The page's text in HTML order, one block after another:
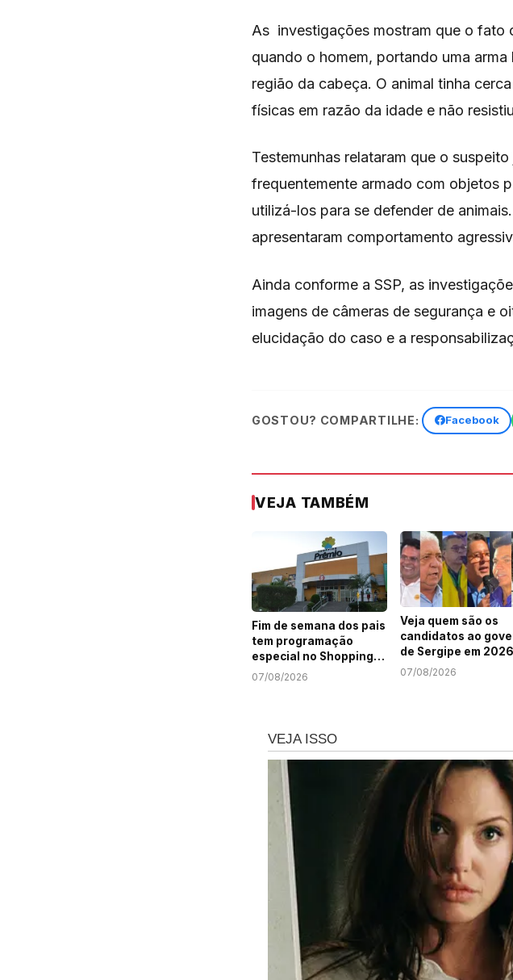
As investigações mostram que o fato
quando o homem, portando uma
região da cabeça. O animal tinha
físicas em razão da idade e não
Testemunhas relataram que o
frequentemente armado com objetos
utilizá-los para se defender de
apresentaram comportamento
Ainda conforme a SSP, as
imagens de câmeras de segurança e
elucidação do caso e a
GOSTOU? COMPARTILHE: Facebook
VEJA TAMBÉM
Fim de semana dos pais
tem programação
especial no Shopping
Prêmio
07/08/2026
Veja quem são os
candidatos ao
de Sergipe em 2026
07/08/2026